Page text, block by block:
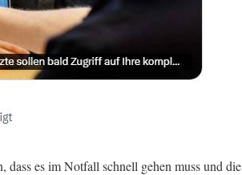
es im Notfall schnell gehen muss und die